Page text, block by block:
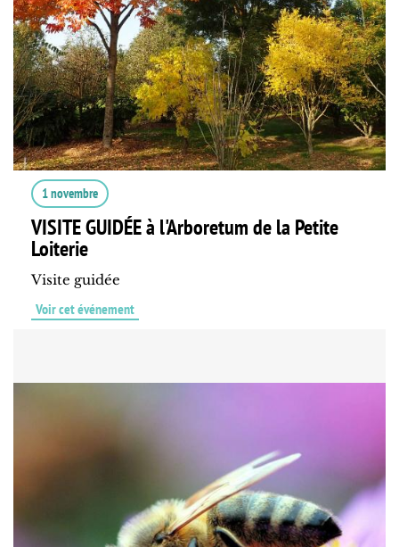
1 novembre
VISITE GUIDÉE à l'Arboretum de la Petite
Loiterie
Visite guidée
Voir cet événement